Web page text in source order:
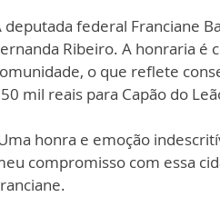
deputada federal Franciane
Ribeiro. A honraria é
o que reflete
mil reais para Capão do
honra e emoção
compromisso com essa